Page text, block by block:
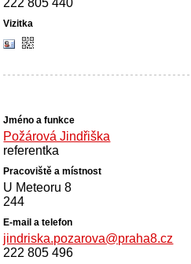
222 805 440
Požárová Jindřiška
referentka
U Meteoru 8
244
jindriska.pozarova@praha8.cz
222 805 496